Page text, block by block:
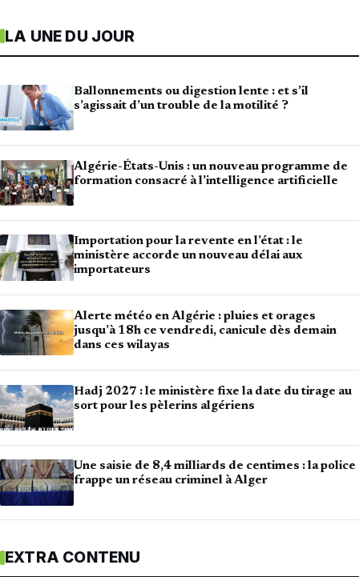
LA UNE DU JOUR
Ballonnements ou digestion lente : et s’il
s’agissait d’un trouble de la motilité ?
Algérie-États-Unis : un nouveau programme de
formation consacré à l’intelligence artificielle
Importation pour la revente en l’état : le
ministère accorde un nouveau délai aux
importateurs
Alerte météo en Algérie : pluies et orages
jusqu’à 18h ce vendredi, canicule dès demain
dans ces wilayas
Hadj 2027 : le ministère fixe la date du tirage au
sort pour les pèlerins algériens
Une saisie de 8,4 milliards de centimes : la police
frappe un réseau criminel à Alger
EXTRA CONTENU